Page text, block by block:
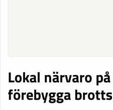
Lokal närvaro
förebygga